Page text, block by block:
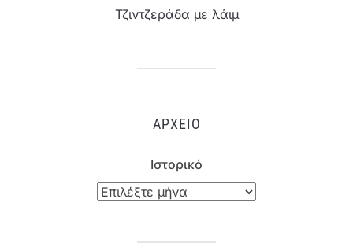
Τζιντζεράδα με λάιμ
ΑΡΧΕΊΟ
Ιστορικό